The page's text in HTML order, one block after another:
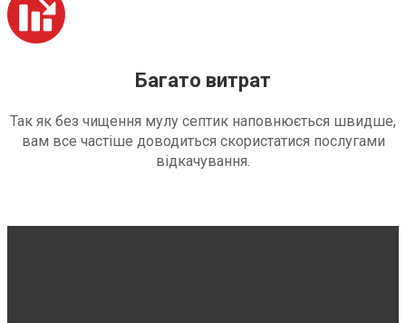
Багато витрат
Так як без чищення мулу септик наповнюється швидше,
вам все частіше доводиться скористатися послугами
відкачування.